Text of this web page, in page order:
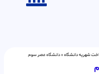
شهریه دانشگاه»دانشگاه عصر سوم